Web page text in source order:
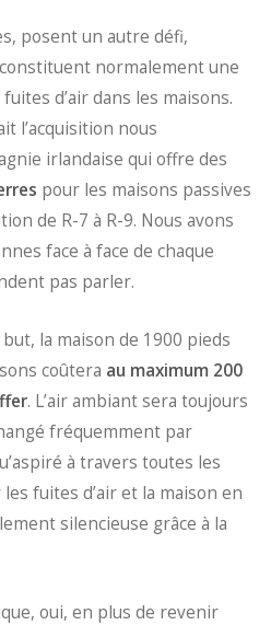
posent un autre défi,
constituent normalement une
d’air dans les maisons.
l’acquisition nous
irlandaise qui offre des
pour les maisons passives
de R-7 à R-9. Nous avons
face à face de chaque
pas parler.
la maison de 1900 pieds
coûtera au maximum 200
. L’air ambiant sera toujours
fréquemment par
à travers toutes les
fuites d’air et la maison en
silencieuse grâce à la
oui, en plus de revenir